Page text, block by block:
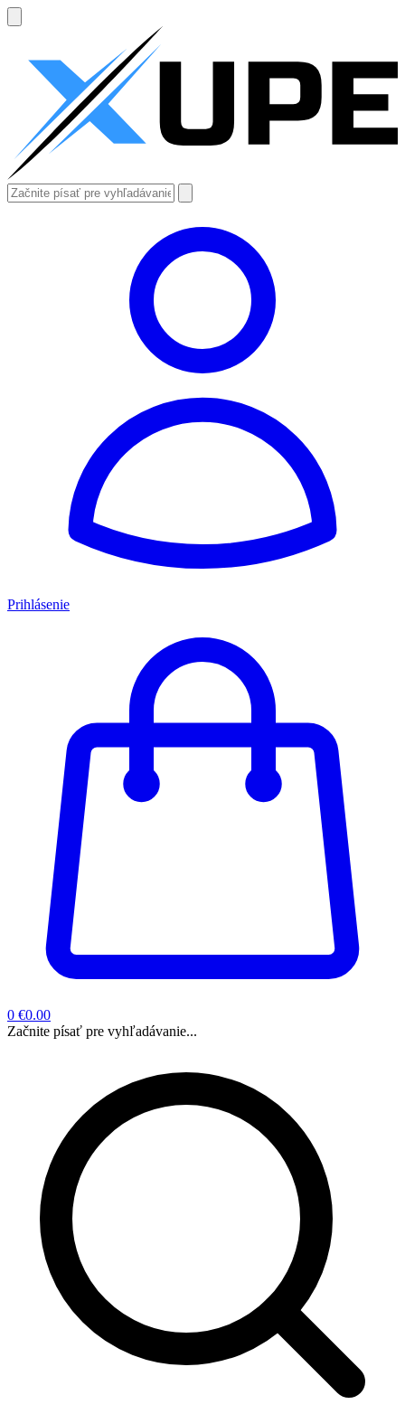
Prihlásenie
0 €0.00
Začnite písať pre vyhľadávanie...